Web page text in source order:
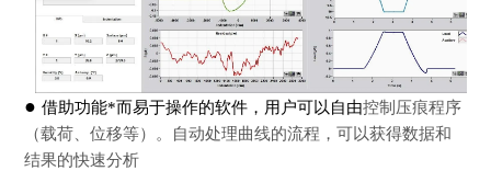
●借助功能*而易于操作的软件，用户可以自由控制压痕程序
（载荷、位移等）。自动处理曲线的流程，可以获得数据和
结果的快速分析